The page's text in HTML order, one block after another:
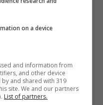
di problematiche:
di Windows
di un
blu mentre
per
di
on a device
and information from
and other device
and shared with 319
site. We and our partners
List of partners.